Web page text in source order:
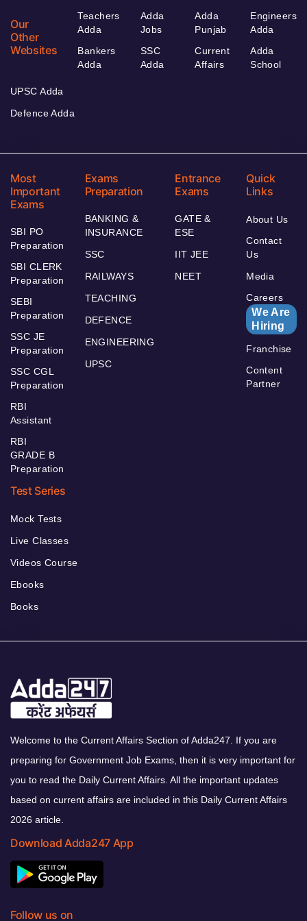
Our
Other
Websites
Teachers
Adda
Bankers
Adda
Adda
Jobs
SSC
Adda
Adda
Punjab
Current
Affairs
Engineers
Adda
Adda
School
UPSC Adda
Defence Adda
Most
Important
Exams
SBI PO
Preparation
SBI CLERK
Preparation
SEBI
Preparation
SSC JE
Preparation
SSC CGL
Preparation
RBI
Assistant
RBI
GRADE B
Preparation
Exams
Preparation
BANKING &
INSURANCE
SSC
RAILWAYS
TEACHING
DEFENCE
ENGINEERING
UPSC
Entrance
Exams
GATE &
ESE
IIT JEE
NEET
Quick
Links
About Us
Contact
Us
Media
Careers
We Are
Hiring
Franchise
Content
Partner
Test Series
Mock Tests
Live Classes
Videos Course
Ebooks
Books
Welcome to the Current Affairs Section of Adda247. If you are
preparing for Government Job Exams, then it is very important for
you to read the Daily Current Affairs. All the important updates
based on current affairs are included in this Daily Current Affairs
2026 article.
Download Adda247 App
Follow us on